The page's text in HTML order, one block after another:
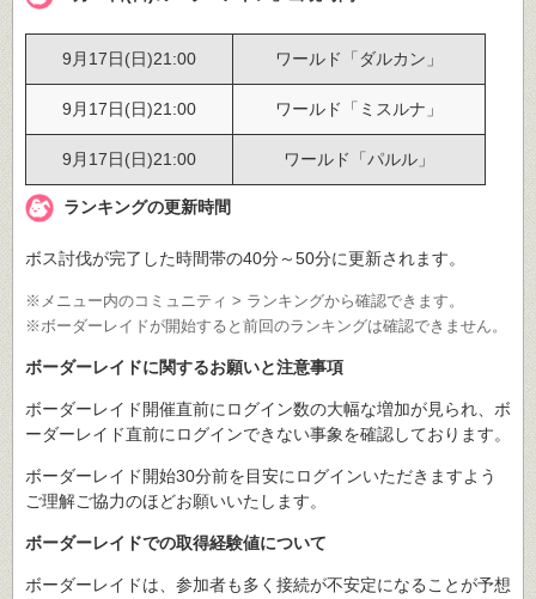
9月17日(日)21:00 ワールド「ダルカン」
9月17日(日)21:00 ワールド「ミスルナ」
9月17日(日)21:00 ワールド「パルル」
ランキングの更新時間
ボス討伐が完了した時間帯の40分～50分に更新されます。
※メニュー内のコミュニティ > ランキングから確認できます。
※ボーダーレイドが開始すると前回のランキングは確認できません。
ボーダーレイドに関するお願いと注意事項
ボーダーレイド開催直前にログイン数の大幅な増加が見られ、ボ
ーダーレイド直前にログインできない事象を確認しております。
ボーダーレイド開始30分前を目安にログインいただきますよう
ご理解ご協力のほどお願いいたします。
ボーダーレイドでの取得経験値について
ボーダーレイドは、参加者も多く接続が不安定になることが予想